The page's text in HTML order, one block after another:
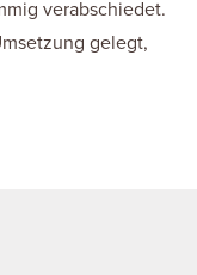
verabschiedet.
gelegt,